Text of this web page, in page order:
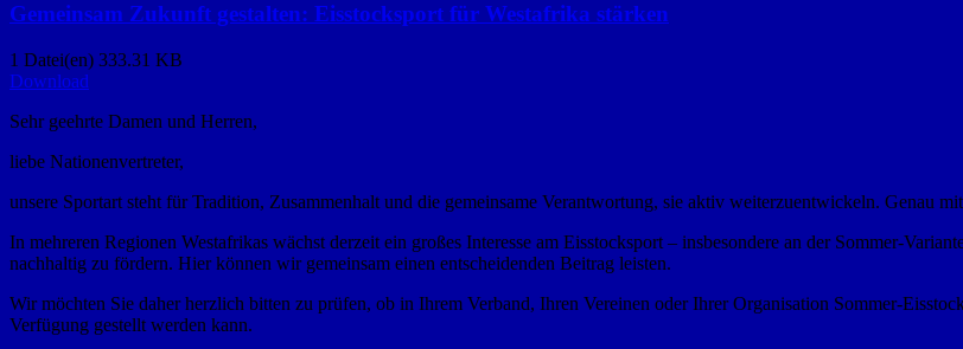
Gemeinsam Zukunft gestalten: Eisstocksport für Westafrika stärken
1 Datei(en) 333.31 KB
Download
Sehr geehrte Damen und Herren,
liebe Nationenvertreter,
unsere Sportart steht für Tradition, Zusammenhalt und die gemeinsame Verantwortung, sie aktiv weiterzuentwickeln. Genau
In mehreren Regionen Westafrikas wächst derzeit ein großes Interesse am Eisstocksport – insbesondere an der Sommer-
nachhaltig zu fördern. Hier können wir gemeinsam einen entscheidenden Beitrag leisten.
Wir möchten Sie daher herzlich bitten zu prüfen, ob in Ihrem Verband, Ihren Vereinen oder Ihrer Organisation Sommer-
Verfügung gestellt werden kann.